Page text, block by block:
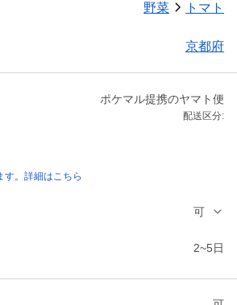
野菜 トマト
京都府
ポケマル提携のヤマト便
配送区分:
。詳細はこちら
可
2~5日